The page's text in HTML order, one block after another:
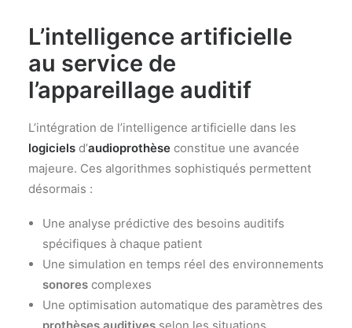
L’intelligence artificielle
au service de
l’appareillage auditif
L’intégration de l’intelligence artificielle dans les
logiciels d’audioprothèse constitue une avancée
majeure. Ces algorithmes sophistiqués permettent
désormais :
Une analyse prédictive des besoins auditifs
spécifiques à chaque patient
Une simulation en temps réel des environnements
sonores complexes
Une optimisation automatique des paramètres des